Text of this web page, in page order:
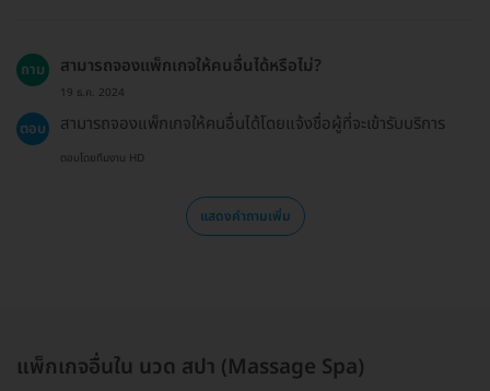
ถาม สามารถจองแพ็กเกจให้คนอื่นได้หรือไม่?
19 ธ.ค. 2024
ตอบ สามารถจองแพ็กเกจให้คนอื่นได้โดยแจ้งชื่อผู้ที่จะเข้ารับบริการ
ตอบโดยทีมงาน HD
แสดงคำถามเพิ่ม
แพ็กเกจอื่นใน นวด สปา (Massage Spa)